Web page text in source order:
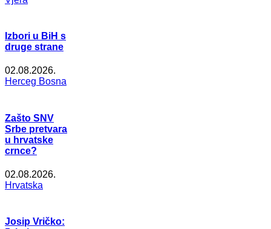
Izbori u BiH s
druge strane
02.08.2026.
Herceg Bosna
Zašto SNV
Srbe pretvara
u hrvatske
crnce?
02.08.2026.
Hrvatska
Josip Vričko: